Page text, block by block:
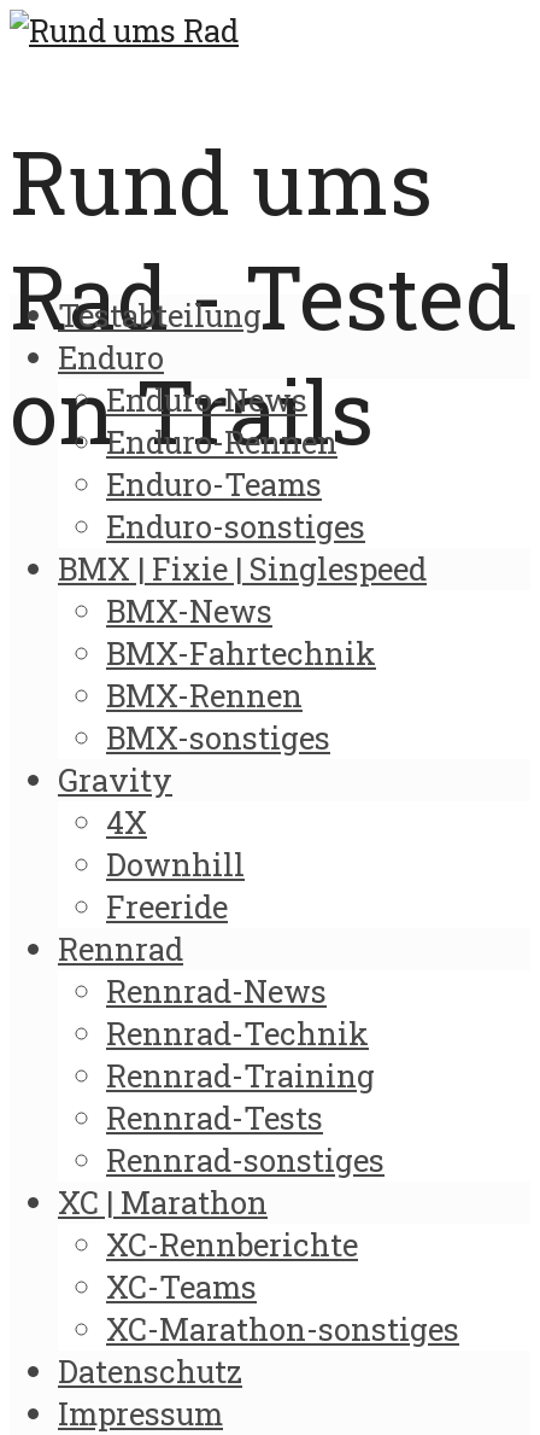
Rund ums
Rad - Tested
on Trails
Testabteilung
Enduro
Enduro-News
Enduro-Rennen
Enduro-Teams
Enduro-sonstiges
BMX | Fixie | Singlespeed
BMX-News
BMX-Fahrtechnik
BMX-Rennen
BMX-sonstiges
Gravity
4X
Downhill
Freeride
Rennrad
Rennrad-News
Rennrad-Technik
Rennrad-Training
Rennrad-Tests
Rennrad-sonstiges
XC | Marathon
XC-Rennberichte
XC-Teams
XC-Marathon-sonstiges
Datenschutz
Impressum